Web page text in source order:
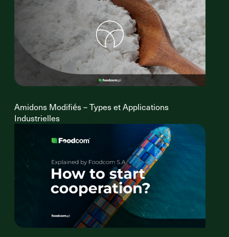
Amidons Modifiés – Types et Applications
Industrielles